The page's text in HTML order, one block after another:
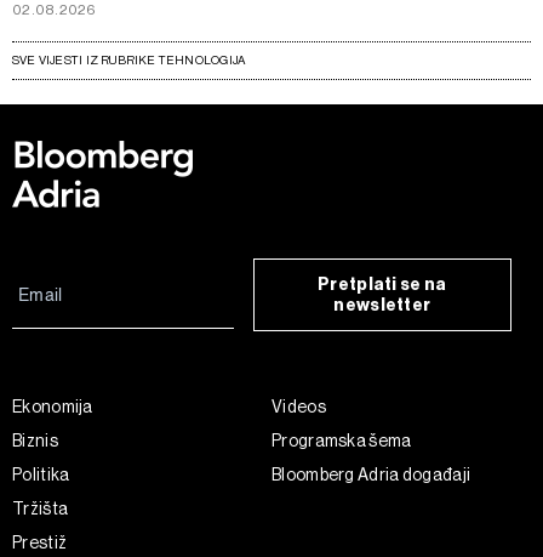
02.08.2026
SVE VIJESTI IZ RUBRIKE TEHNOLOGIJA
Pretplati se na
newsletter
Ekonomija
Biznis
Politika
Tržišta
Prestiž
Videos
Programska šema
Bloomberg Adria događaji